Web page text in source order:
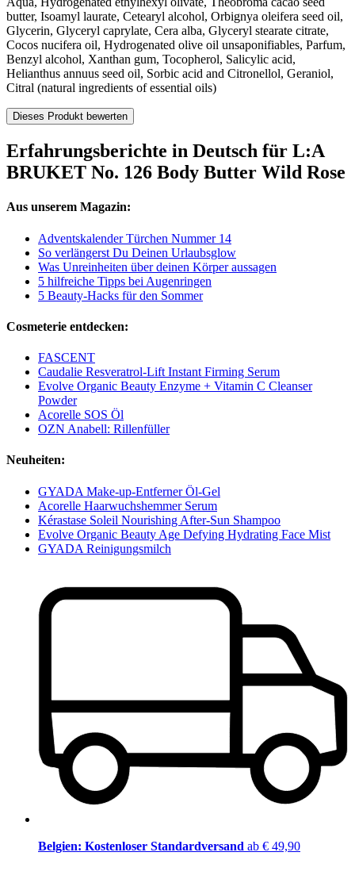
butter, Isoamyl laurate, Cetearyl alcohol, Orbignya oleifera seed oil,
Glycerin, Glyceryl caprylate, Cera alba, Glyceryl stearate citrate,
Cocos nucifera oil, Hydrogenated olive oil unsaponifiables, Parfum,
Benzyl alcohol, Xanthan gum, Tocopherol, Salicylic acid,
Helianthus annuus seed oil, Sorbic acid and Citronellol, Geraniol,
Citral (natural ingredients of essential oils)
Dieses Produkt bewerten
Erfahrungsberichte in Deutsch für L:A
BRUKET No. 126 Body Butter Wild Rose
Aus unserem Magazin:
Adventskalender Türchen Nummer 14
So verlängerst Du Deinen Urlaubsglow
Was Unreinheiten über deinen Körper aussagen
5 hilfreiche Tipps bei Augenringen
5 Beauty-Hacks für den Sommer
Cosmeterie entdecken:
FASCENT
Caudalie Resveratrol-Lift Instant Firming Serum
Evolve Organic Beauty Enzyme + Vitamin C Cleanser
Powder
Acorelle SOS Öl
OZN Anabell: Rillenfüller
Neuheiten:
GYADA Make-up-Entferner Öl-Gel
Acorelle Haarwuchshemmer Serum
Kérastase Soleil Nourishing After-Sun Shampoo
Evolve Organic Beauty Age Defying Hydrating Face Mist
GYADA Reinigungsmilch
Belgien: Kostenloser Standardversand ab € 49,90